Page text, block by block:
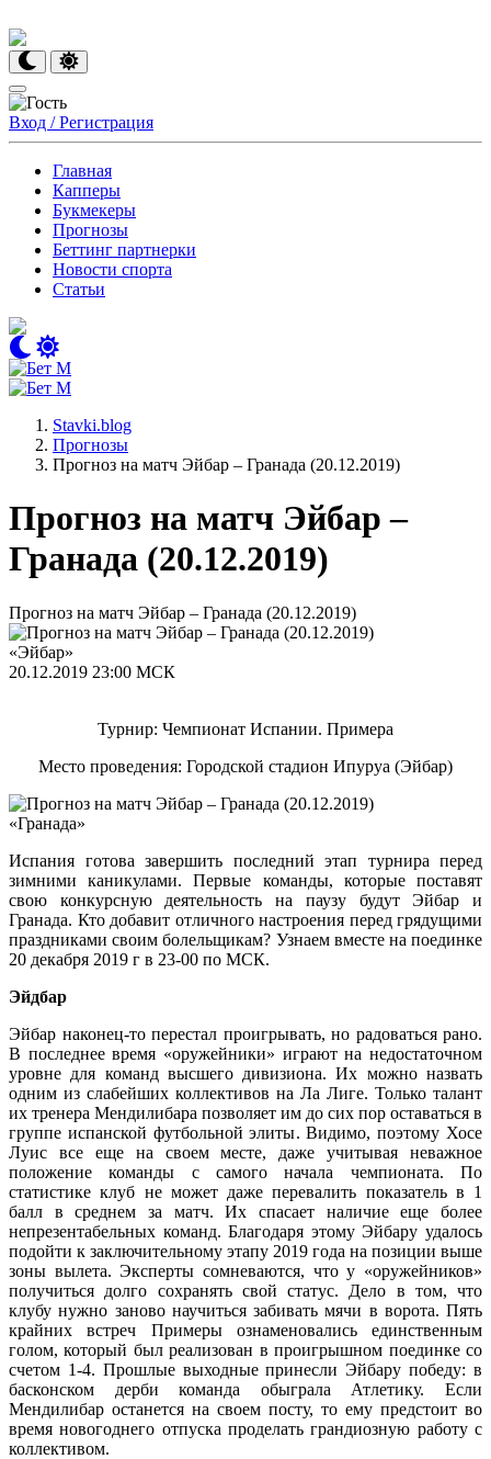
Вход / Регистрация
Главная
Капперы
Букмекеры
Прогнозы
Беттинг партнерки
Новости спорта
Статьи
Stavki.blog
Прогнозы
Прогноз на матч Эйбар – Гранада (20.12.2019)
Прогноз на матч Эйбар –
Гранада (20.12.2019)
Прогноз на матч Эйбар – Гранада (20.12.2019)
«Эйбар»
20.12.2019 23:00 МСК
Турнир: Чемпионат Испании. Примера
Место проведения: Городской стадион Ипуруа (Эйбар)
«Гранада»
Испания готова завершить последний этап турнира перед
зимними каникулами. Первые команды, которые поставят
свою конкурсную деятельность на паузу будут Эйбар и
Гранада. Кто добавит отличного настроения перед грядущими
праздниками своим болельщикам? Узнаем вместе на поединке
20 декабря 2019 г в 23-00 по МСК.
Эйдбар
Эйбар наконец-то перестал проигрывать, но радоваться рано.
В последнее время «оружейники» играют на недостаточном
уровне для команд высшего дивизиона. Их можно назвать
одним из слабейших коллективов на Ла Лиге. Только талант
их тренера Мендилибара позволяет им до сих пор оставаться в
группе испанской футбольной элиты. Видимо, поэтому Хосе
Луис все еще на своем месте, даже учитывая неважное
положение команды с самого начала чемпионата. По
статистике клуб не может даже перевалить показатель в 1
балл в среднем за матч. Их спасает наличие еще более
непрезентабельных команд. Благодаря этому Эйбару удалось
подойти к заключительному этапу 2019 года на позиции выше
зоны вылета. Эксперты сомневаются, что у «оружейников»
получиться долго сохранять свой статус. Дело в том, что
клубу нужно заново научиться забивать мячи в ворота. Пять
крайних встреч Примеры ознаменовались единственным
голом, который был реализован в проигрышном поединке со
счетом 1-4. Прошлые выходные принесли Эйбару победу: в
басконском дерби команда обыграла Атлетику. Если
Мендилибар останется на своем посту, то ему предстоит во
время новогоднего отпуска проделать грандиозную работу с
коллективом.